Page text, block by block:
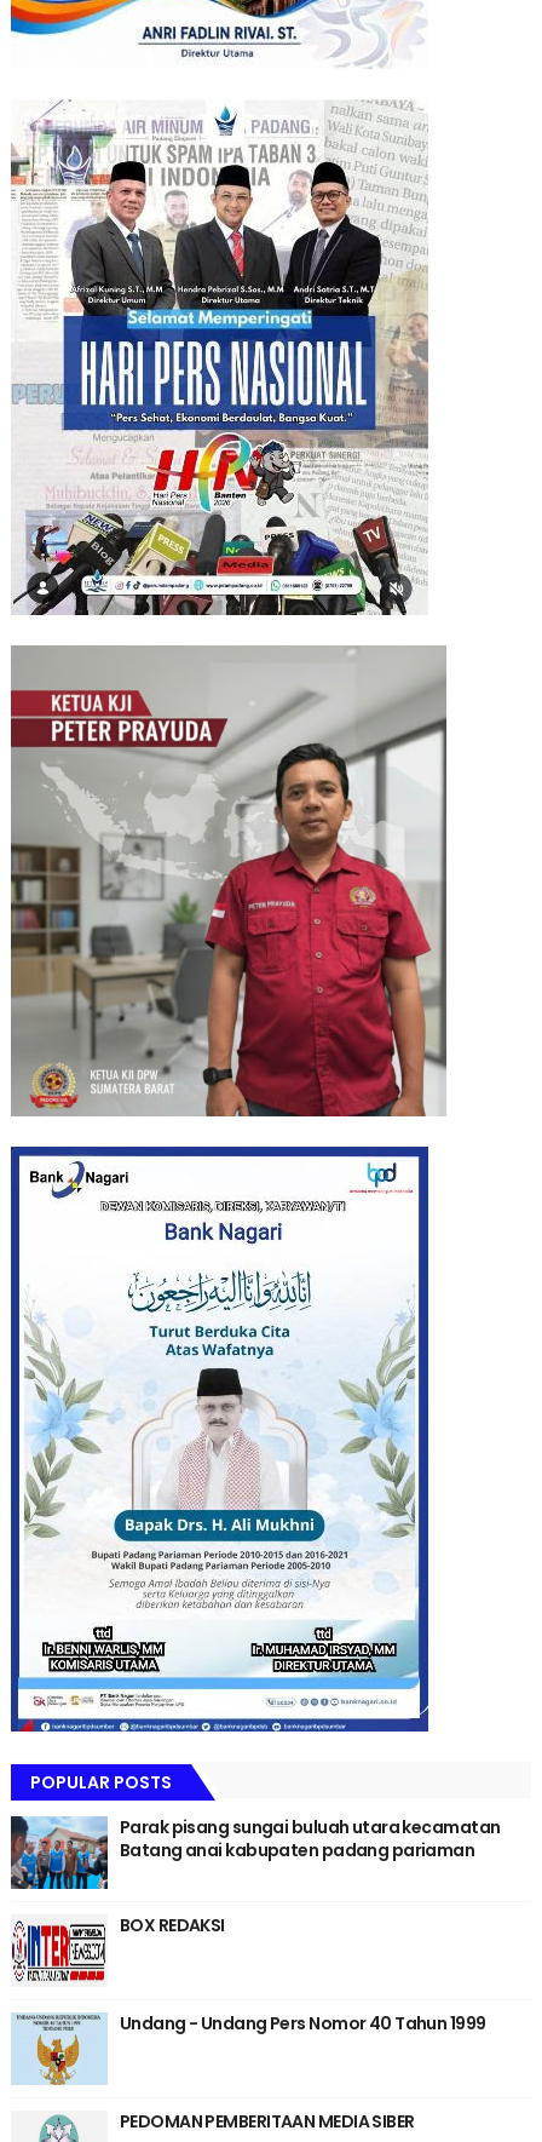
POPULAR POSTS
Parak pisang sungai buluah utara kecamatan
Batang anai kabupaten padang pariaman
BOX REDAKSI
Undang - Undang Pers Nomor 40 Tahun 1999
PEDOMAN PEMBERITAAN MEDIA SIBER